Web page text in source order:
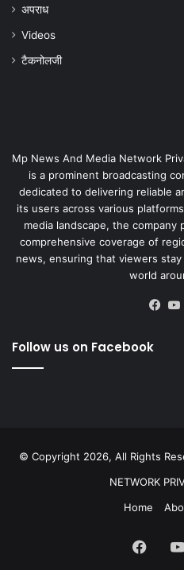
अपराध
Videos
टैकनोलजी
Mp News And Media Network
is a prominent broadcasting
dedicated to delivering reliable
its users across various
media landscape, the company
comprehensive coverage of
news, ensuring that viewers
world
Follow us on Facebook
© Copyright 2026, All Rights
NETWORK
Home